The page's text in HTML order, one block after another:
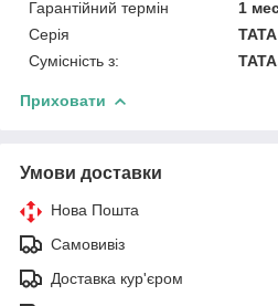
Гарантійний термін
1
Серія
TATA
Сумісність з:
Приховати
Умови доставки
Нова Пошта
Самовивіз
Доставка кур'єром